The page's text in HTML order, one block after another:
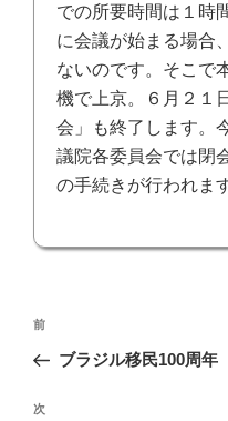
での所要時間は１時
に会議が始まる場合
ないのです。そこで
機で上京。６月２１
会」も終了します。
議院各委員会では閉
の手続きが行われま
投
ナ
ビ
前
の
稿
前
ブラジル移民100周年
次
次